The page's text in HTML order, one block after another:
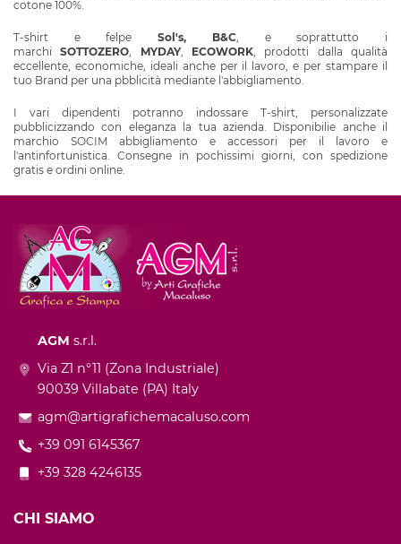
cotone 100%.
T-shirt e felpeSol's, B&C, e soprattutto i
marchiSOTTOZERO, MYDAY, ECOWORK, prodotti dalla qualità
eccellente, economiche, ideali anche per il lavoro, e per stampare il
tuo Brand per una pbblicità mediante l'abbigliamento.
I vari dipendenti potranno indossare T-shirt, personalizzate
pubblicizzando con eleganza la tua azienda. Disponibilie anche il
marchio SOCIM abbigliamento e accessori per il lavoro e
l'antinfortunistica. Consegne in pochissimi giorni, con spedizione
gratis e ordini online.
AGM s.r.l.
Via Z1 n°11 (Zona Industriale)
90039 Villabate (PA) Italy
agm@artigrafichemacaluso.com
+39 091 6145367
+39 328 4246135
CHI SIAMO